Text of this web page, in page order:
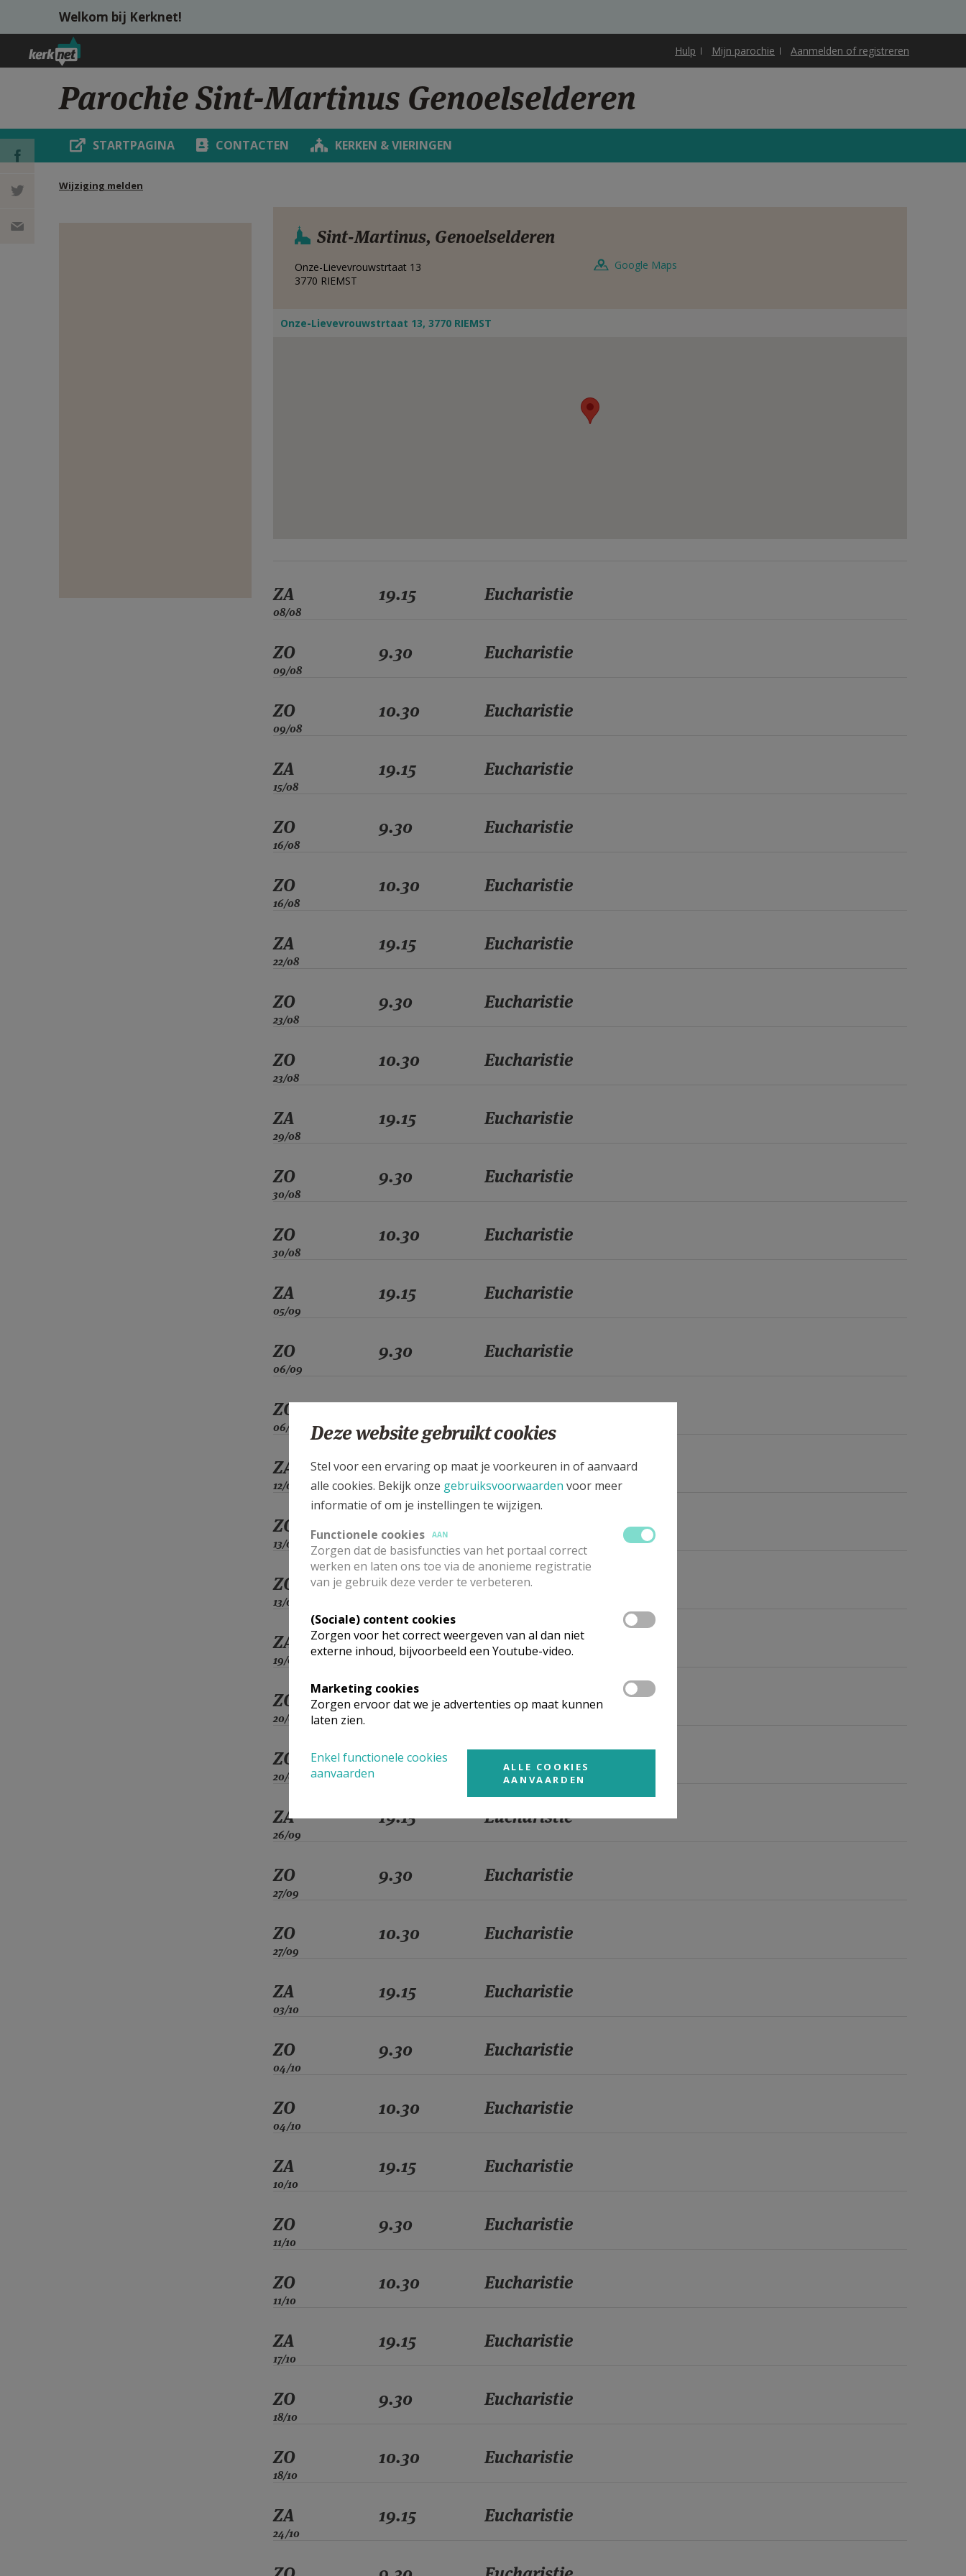
Overslaan en naar de inhoud gaan
Welkom bij Kerknet!
Hulp Mijn parochie Aanmelden of registreren
Parochie Sint-Martinus Genoelselderen
STARTPAGINA CONTACTEN KERKEN & VIERINGEN
Wijziging melden
DEEL OP
FACEBOOK
DEEL OP Sint-Martinus, Genoelselderen
Onze-Lievevrouwstrtaat 13
3770 RIEMST
Google Maps
Onze-Lievevrouwstrtaat 13, 3770 RIEMST
ZA
08/08
19.15 Eucharistie
ZO
09/08
9.30 Eucharistie
ZO
09/08
10.30 Eucharistie
ZA
15/08
19.15 Eucharistie
ZO
16/08
9.30 Eucharistie
ZO
16/08
10.30 Eucharistie
ZA
22/08
19.15 Eucharistie
ZO
23/08
9.30 Eucharistie
ZO
23/08
10.30 Eucharistie
ZA
29/08
19.15 Eucharistie
ZO
30/08
9.30 Eucharistie
ZO
30/08
10.30 Eucharistie
ZA
05/09
19.15 Eucharistie
ZO
06/09
9.30 Eucharistie
ZO
06/09
10.30 Eucharistie
ZA
12/09
19.15 Eucharistie
ZO
13/09
9.30
ZO
13/09
10.30 Eucharistie
ZA
19/09
19.15 Eucharistie
ZO
20/09
9.30 Eucharistie
ZO
20/09
10.30 Eucharistie
ZA
26/09
19.15 Eucharistie
ZO
27/09
9.30 Eucharistie
ZO
27/09
10.30 Eucharistie
ZA
03/10
19.15 Eucharistie
ZO
04/10
9.30 Eucharistie
ZO
04/10
10.30 Eucharistie
ZA
10/10
19.15 Eucharistie
ZO
11/10
9.30 Eucharistie
ZO
11/10
10.30 Eucharistie
ZA
17/10
19.15 Eucharistie
ZO
18/10
9.30 Eucharistie
ZO
18/10
10.30 Eucharistie
ZA
24/10
19.15 Eucharistie
Deze website gebruikt cookies
Stel voor een ervaring op maat je voorkeuren in of aanvaard
alle cookies. Bekijk onze gebruiksvoorwaarden voor meer
informatie of om je instellingen te wijzigen.
Functionele cookies
AAN
Zorgen dat de basisfuncties van het portaal correct
werken en laten ons toe via de anonieme registratie
van je gebruik deze verder te verbeteren.
(Sociale) content cookies
Zorgen voor het correct weergeven van al dan niet
externe inhoud, bijvoorbeeld een Youtube-video.
Marketing cookies
Zorgen ervoor dat we je advertenties op maat kunnen
laten zien.
Enkel functionele cookies
aanvaarden
ALLE COOKIES
AANVAARDEN